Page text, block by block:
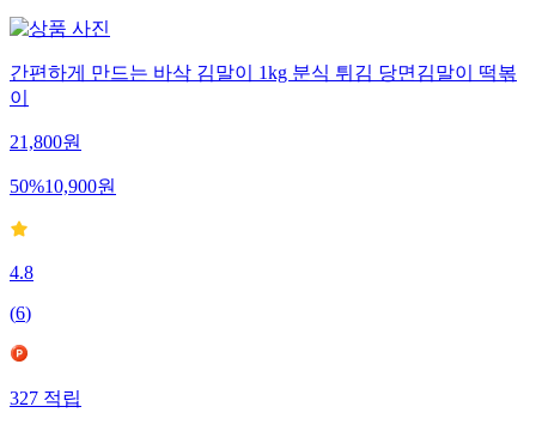
간편하게 만드는 바삭 김말이 1kg 분식 튀김 당면김말이 떡볶
이
21,800원
50%10,900원
4.8
(6)
327 적립